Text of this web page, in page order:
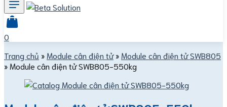
0
Trang chủ » Module cân điện tử» Module cân điện tử SWB805
» Module cân điện tử SWB805-550kg